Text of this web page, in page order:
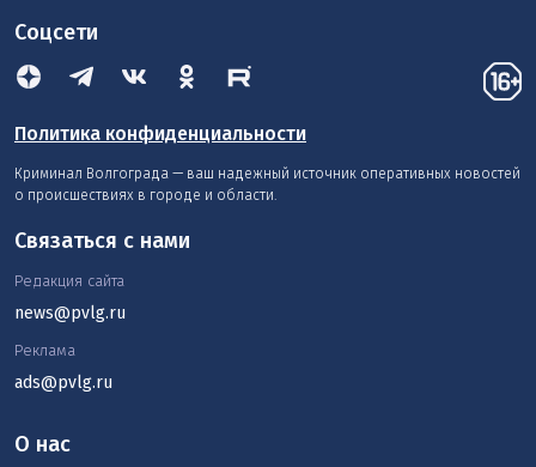
Соцсети
Политика конфиденциальности
Криминал Волгограда — ваш надежный источник оперативных новостей
о происшествиях в городе и области.
О нас
Связаться с нами
Редакция сайта
news@pvlg.ru
Реклама
ads@pvlg.ru